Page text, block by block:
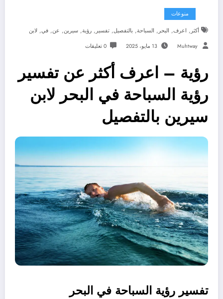
منوعات
أكثر , اعرف, البحر , السباحة, بالتفصيل, تفسير , رؤية, سيرين, عن, في, لابن
Muhtway 13 مايو، 2025 0 تعليقات
رؤية – اعرف أكثر عن تفسير
رؤية السباحة في البحر لابن
سيرين بالتفصيل
تفسير رؤية السباحة في البحر